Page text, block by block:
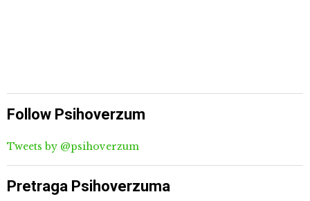
Follow Psihoverzum
Tweets by @psihoverzum
Pretraga Psihoverzuma